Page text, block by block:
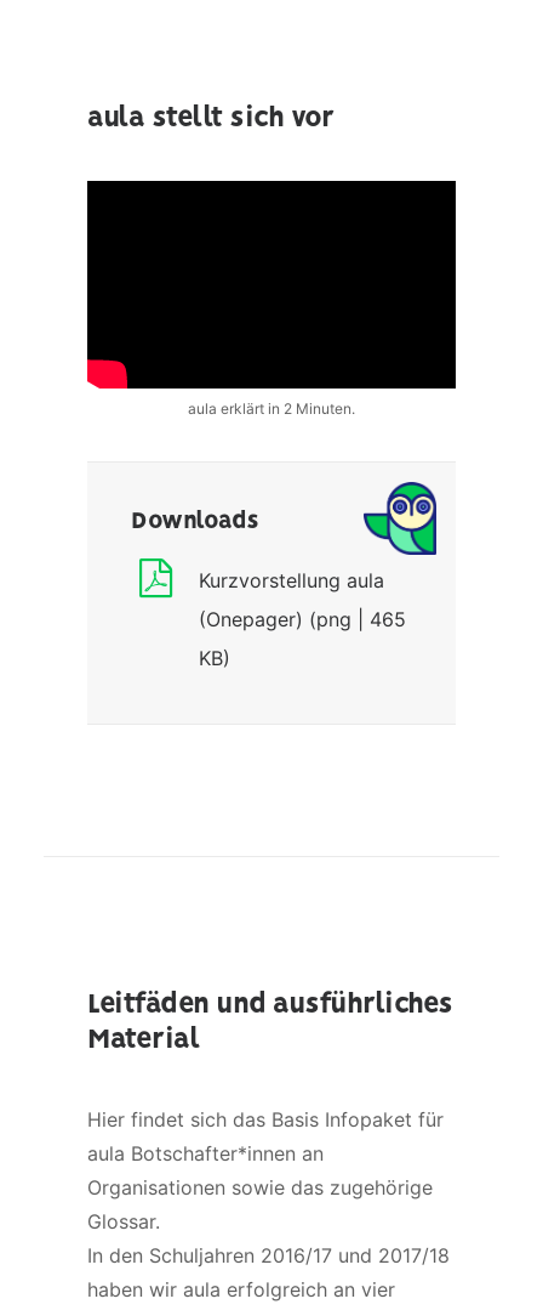
aula stellt sich vor
aula erklärt in 2 Minuten.
Downloads
Kurzvorstellung aula
(Onepager) (png | 465
KB)
Leitfäden und ausführliches
Material
Hier findet sich das Basis Infopaket für
aula Botschafter*innen an
Organisationen sowie das zugehörige
Glossar.
In den Schuljahren 2016/17 und 2017/18
haben wir aula erfolgreich an vier